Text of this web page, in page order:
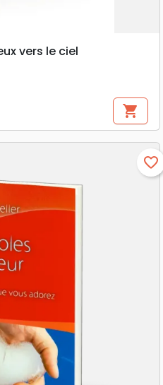
vers le ciel
shopping_cart
favorite_border